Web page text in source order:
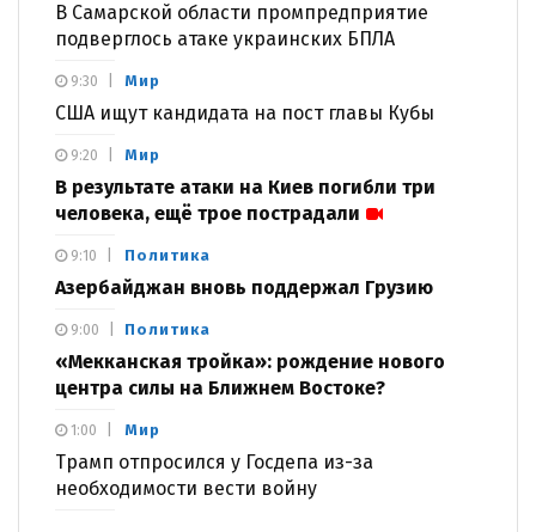
В Самарской области промпредприятие
подверглось атаке украинских БПЛА
Мир
США ищут кандидата на пост главы Кубы
9:30
Мир
В результате атаки на Киев погибли три
человека, ещё трое пострадали
9:20
Политика
Азербайджан вновь поддержал Грузию
9:10
Политика
«Мекканская тройка»: рождение нового
центра силы на Ближнем Востоке?
9:00
Мир
Трамп отпросился у Госдепа из-за
необходимости вести войну
1:00